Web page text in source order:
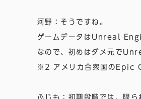
河野：そうですね。
ゲームデータはUnreal
なので、初めはダメ元で
※2 アメリカ合衆国のEpic